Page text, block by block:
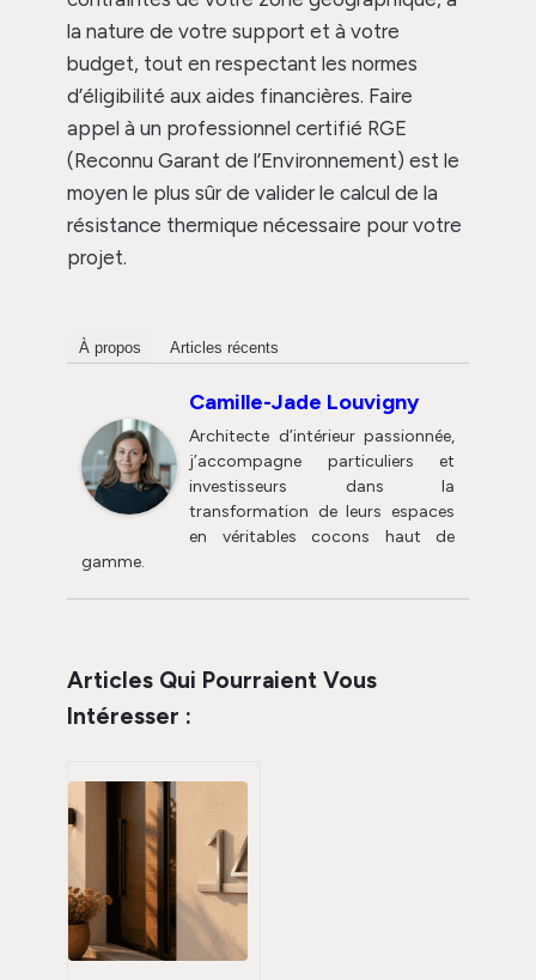
la nature de votre support et à votre
budget, tout en respectant les normes
d’éligibilité aux aides financières. Faire
appel à un professionnel certifié RGE
(Reconnu Garant de l’Environnement) est le
moyen le plus sûr de valider le calcul de la
résistance thermique nécessaire pour votre
projet.
À propos Articles récents
Camille-Jade Louvigny
Architecte d’intérieur passionnée,
j’accompagne particuliers et
investisseurs dans la
transformation de leurs espaces
en véritables cocons haut de
gamme.
Articles Qui Pourraient Vous
Intéresser :